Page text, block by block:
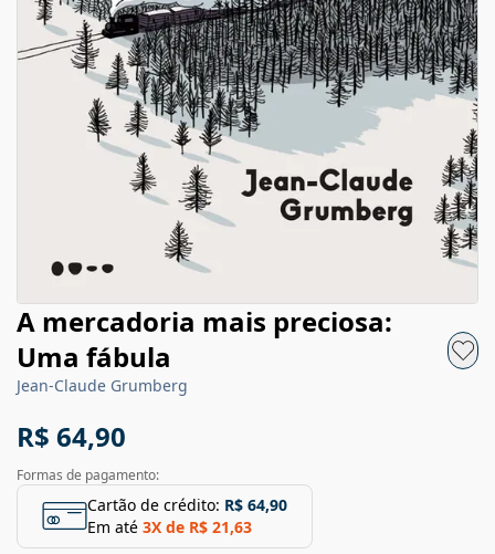
A mercadoria mais preciosa:
Uma fábula
Jean-Claude Grumberg
R$ 64,90
Formas de pagamento:
Cartão de crédito: R$ 64,90
Em até 3X de R$ 21,63